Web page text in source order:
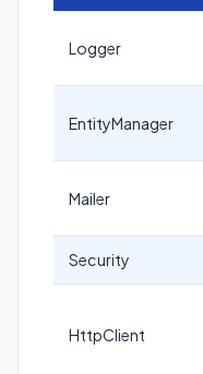
Logger
EntityManager
Mailer
Security
HttpClient